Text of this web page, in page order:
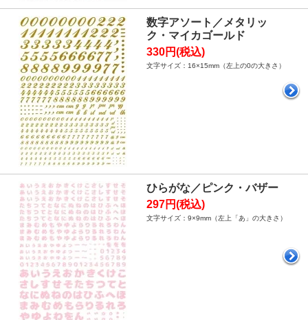
数字アソート／メタリッ
ク・マイカゴールド
330円(税込)
文字サイズ：16×15mm（左上の0の大きさ）
ひらがな／ピンク・バザー
297円(税込)
文字サイズ：9×9mm（左上「あ」の大きさ）